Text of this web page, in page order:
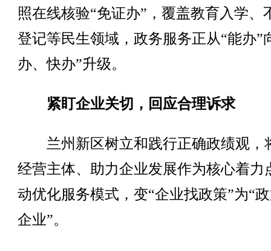
照在线核验“免证办”，覆盖教育入学、
登记等民生领域，政务服务正从“能办”
办、快办”升级。
紧盯企业关切，回应合理诉求
兰州新区树立和践行正确政绩观，
经营主体、助力企业发展作为核心着力
动优化服务模式，变“企业找政策”为“
企业”。